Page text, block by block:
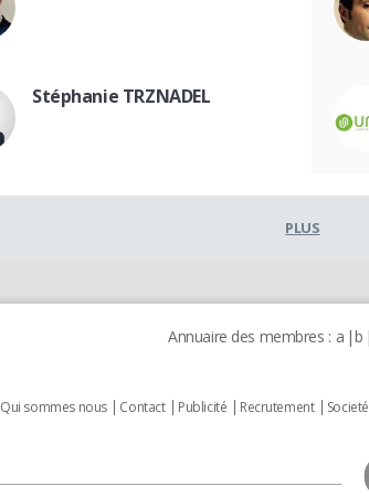
Stéphanie TRZNADEL
PLUS
Annuaire des membres : a b
Qui sommes nous Contact Publicité Recrutement Societé